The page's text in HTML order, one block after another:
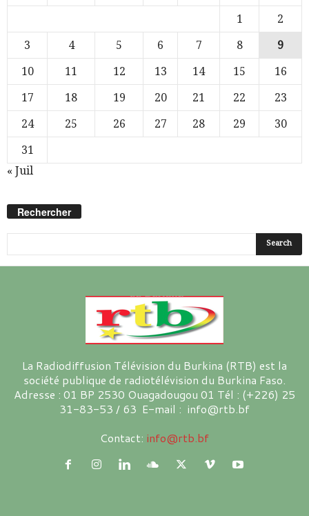
1
2
3
4 5 6 7 8
9
10
11 12 13 14 15
16
17
18 19 20 21 22
23
24
25 26 27 28 29
30
31
« Juil
Rechercher
La Radiodiffusion Télévision du Burkina (RTB) est la
société publique de radiotélévision du Burkina Faso.
Adresse : 01 BP 2530 Ouagadougou 01 Tél : (+226) 25
31-83-53 / 63 E-mail : info@rtb.bf
Contact: info@rtb.bf